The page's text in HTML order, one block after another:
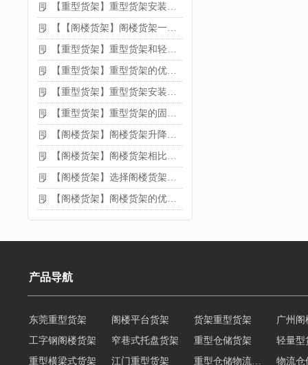
【重型货架】重型货架安装注意事项
【【阁楼货架】阁楼货架一般有哪些用途
【重型货架】重型货架和轻型货架的区别是什么
【重型货架】重型货架的优缺点
【重型货架】重型货架安装需要注意什么？
【重型货架】重型货架的固定方法
【阁楼货架】阁楼货架升降机需要注意哪些
【阁楼货架】阁楼货架相比传统货架的优势是什么
【阁楼货架】选择阁楼货架的好处？
【阁楼货架】阁楼货架的优点是什么
产品导航
东莞重型货架 阁楼平台货架 货架重型货架
广州
工字钢阁楼货架
窄巷式托盘货架 重型仓储货架
轻量型
重型横梁式货架
江门重型货架 物流仓